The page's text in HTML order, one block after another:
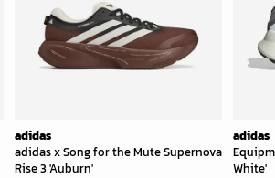
adidas
adidas x Song for the Mute Supernova
Rise 3 'Auburn'
adidas
White'